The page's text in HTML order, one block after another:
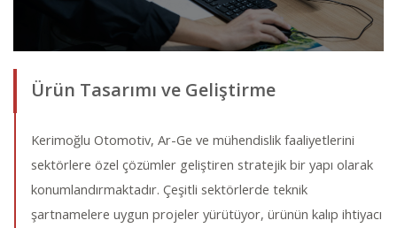
Ürün Tasarımı ve Geliştirme
Kerimoğlu Otomotiv, Ar-Ge ve mühendislik faaliyetlerini
sektörlere özel çözümler geliştiren stratejik bir yapı olarak
konumlandırmaktadır. Çeşitli sektörlerde teknik
şartnamelere uygun projeler yürütüyor, ürünün kalıp ihtiyacı